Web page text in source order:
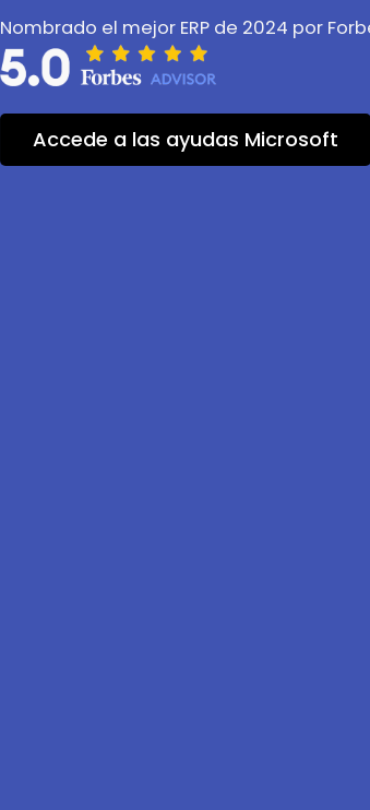
Nombrado el mejor ERP de 2024 por
Accede a las ayudas Microsoft